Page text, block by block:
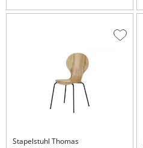
Stapelstuhl Thomas
Zur